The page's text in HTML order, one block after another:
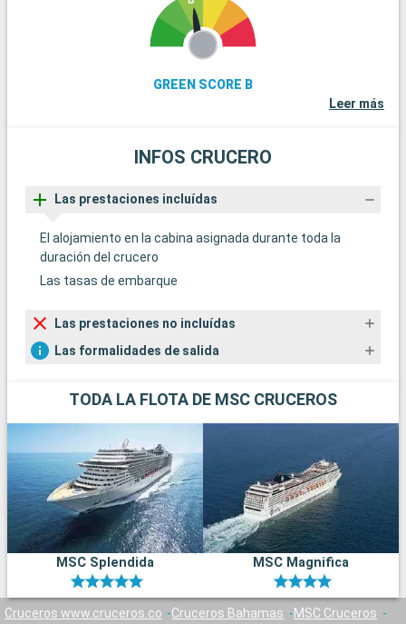
GREEN SCORE B
Leer más
INFOS CRUCERO
Las prestaciones incluídas
El alojamiento en la cabina asignada durante toda la
duración del crucero
Las tasas de embarque
Las prestaciones no incluídas
Las formalidades de salida
TODA LA FLOTA DE MSC CRUCEROS
MSC Splendida MSC Magnifica
Cruceros www.cruceros.co Cruceros Bahamas
MSC Cruceros